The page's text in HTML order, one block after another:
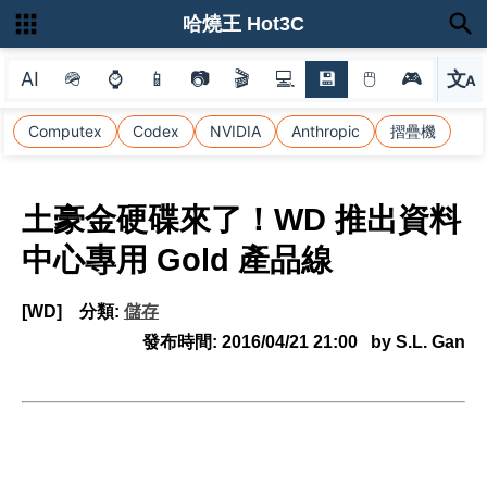
AI 🪖 ⌚ 📱 📷 🎬 💻 💾 🖱 🎮 文A
選
Computex Codex NVIDIA Anthropic 摺疊機
哈燒王 Hot3C
土豪金硬碟來了！WD 推出資料
中心專用 Gold 產品線
[WD] 分類: 儲存
發布時間: 2016/04/21 21:00 by S.L. Gan